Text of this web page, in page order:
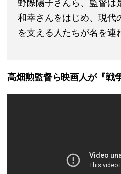
野際陽子さんら、監督は
和幸さんをはじめ、現代
を支える人たちが名を連
高畑勲監督ら映画人が『戦